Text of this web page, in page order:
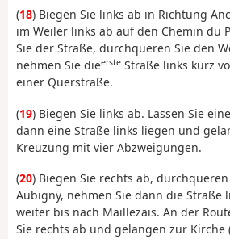
(18) Biegen Sie links ab in Richtung
im Weiler links ab auf den Chemin du
Sie der Straße, durchqueren Sie den
nehmen Sie dieerste Straße links kurz
einer Querstraße.
(19) Biegen Sie links ab. Lassen Sie
dann eine Straße links liegen und
Kreuzung mit vier Abzweigungen.
(20) Biegen Sie rechts ab,
Aubigny, nehmen Sie dann die Straße
weiter bis nach Maillezais. An der
Sie rechts ab und gelangen zur Kirche